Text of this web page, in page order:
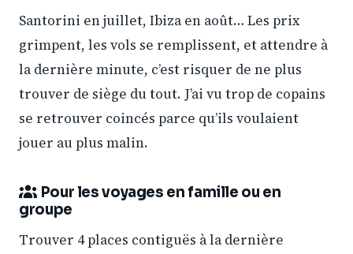
Santorini en juillet, Ibiza en août… Les prix
grimpent, les vols se remplissent, et attendre à
la dernière minute, c’est risquer de ne plus
trouver de siège du tout. J’ai vu trop de copains
se retrouver coincés parce qu’ils voulaient
jouer au plus malin.
Pour les voyages en famille ou en
groupe
Trouver 4 places contiguës à la dernière